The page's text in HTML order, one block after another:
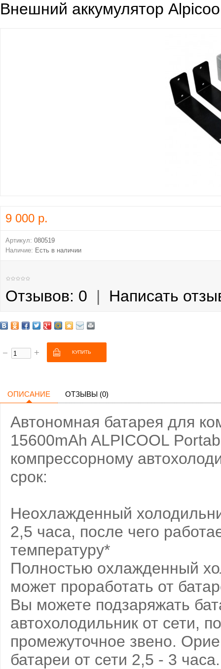
Внешний аккумулятор
9 000 р.
Артикул: 080519
Наличие: Есть в наличии
Отзывов: 0 | Написать
ОПИСАНИЕ ОТЗЫВЫ (0)
Автономная батарея для
15600mAh ALPICOOL
компрессорному
срок:
Неохлажденный
2,5 часа, после чего
температуру*
Полностью охлажденный
может проработать от
Вы можете подзаряжать
автохолодильник от сети,
промежуточное звено.
батареи от сети 2,5 - 3 часа.